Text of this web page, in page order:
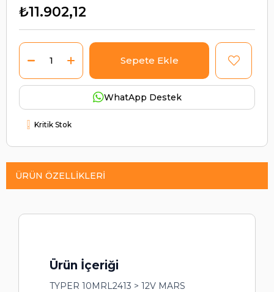
₺11.902,12
WhatApp Destek
Kritik Stok
ÜRÜN ÖZELLIKLERI
Ürün İçeriği
TYPER 10MRL2413 > 12V MARS